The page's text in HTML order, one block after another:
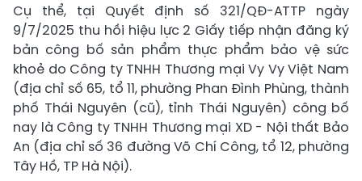
Cụ thể, tại Quyết định số 321/QĐ-ATTP ngày
9/7/2025 thu hồi hiệu lực 2 Giấy tiếp nhận đăng ký
bản công bố sản phẩm thực phẩm bảo vệ sức
khoẻ do Công ty TNHH Thương mại Vy Vy Việt Nam
(địa chỉ số 65, tổ 11, phường Phan Đình Phùng, thành
phố Thái Nguyên (cũ), tỉnh Thái Nguyên) công bố
nay là Công ty TNHH Thương mại XD - Nội thất Bảo
An (địa chỉ số 36 đường Võ Chí Công, tổ 12, phường
Tây Hồ, TP Hà Nội).